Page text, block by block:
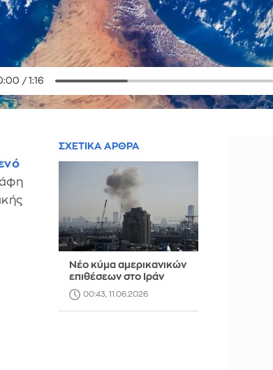
ΣΧΕΤΙΚΑ ΑΡΘΡΑ
Νέο κύμα αμερικανικών
επιθέσεων στο Ιράν
00:43, 11.06.2026